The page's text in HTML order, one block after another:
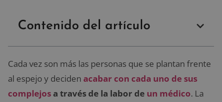
Contenido del artículo
Cada vez son más las personas que se plantan frente
al espejo y deciden acabar con cada uno de sus
complejos a través de la labor de un médico. La